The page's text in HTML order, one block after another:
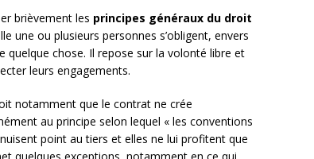
brièvement les principes généraux du droit
une ou plusieurs personnes s’obligent, envers
quelque chose. Il repose sur la volonté libre et
leurs engagements.
notamment que le contrat ne crée
au principe selon lequel « les conventions
point au tiers et elles ne lui profitent que